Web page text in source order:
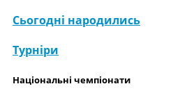
Сьогодні народились
Турніри
Національні чемпіонати